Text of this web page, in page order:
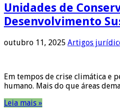
Unidades de
Desenvolvimento
outubro 11, 2025 Artigos
Em tempos de crise climática e
humano. Mais do que áreas
Leia mais »